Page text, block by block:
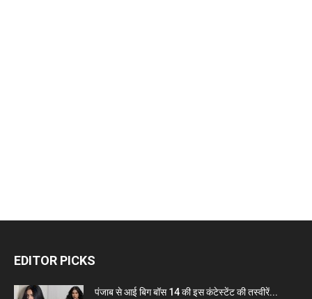
EDITOR PICKS
पंजाब से आई बिग बॉस 14 की इस कंटेस्टेंट की तस्वीरें...